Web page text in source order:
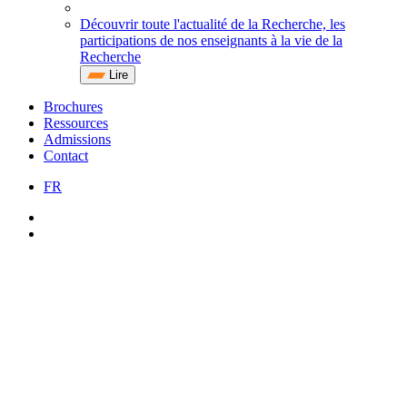
Découvrir toute l'actualité de la Recherche, les
participations de nos enseignants à la vie de la
Recherche
Lire
Brochures
Ressources
Admissions
Contact
FR